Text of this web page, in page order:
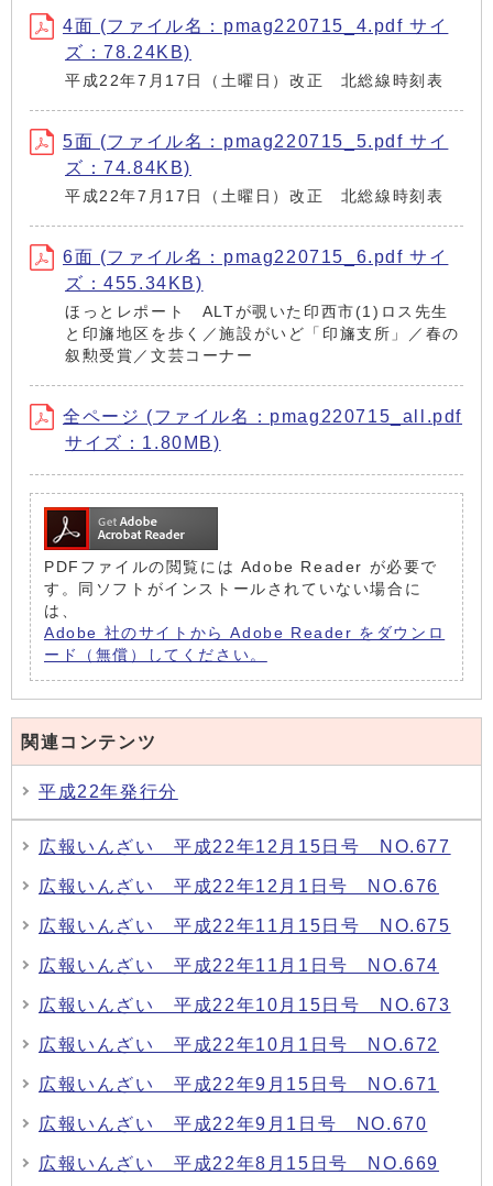
4面 (ファイル名：pmag220715_4.pdf サイ
ズ：78.24KB)
平成22年7月17日（土曜日）改正 北総線時刻表
5面 (ファイル名：pmag220715_5.pdf サイ
ズ：74.84KB)
平成22年7月17日（土曜日）改正 北総線時刻表
6面 (ファイル名：pmag220715_6.pdf サイ
ズ：455.34KB)
ほっとレポート ALTが覗いた印西市(1)ロス先生
と印旛地区を歩く／施設がいど「印旛支所」／春の
叙勲受賞／文芸コーナー
全ページ (ファイル名：pmag220715_all.pdf
サイズ：1.80MB)
PDFファイルの閲覧には Adobe Reader が必要で
す。同ソフトがインストールされていない場合に
は、
Adobe 社のサイトから Adobe Reader をダウンロ
ード（無償）してください。
関連コンテンツ
平成22年発行分
広報いんざい 平成22年12月15日号 NO.677
広報いんざい 平成22年12月1日号 NO.676
広報いんざい 平成22年11月15日号 NO.675
広報いんざい 平成22年11月1日号 NO.674
広報いんざい 平成22年10月15日号 NO.673
広報いんざい 平成22年10月1日号 NO.672
広報いんざい 平成22年9月15日号 NO.671
広報いんざい 平成22年9月1日号 NO.670
広報いんざい 平成22年8月15日号 NO.669